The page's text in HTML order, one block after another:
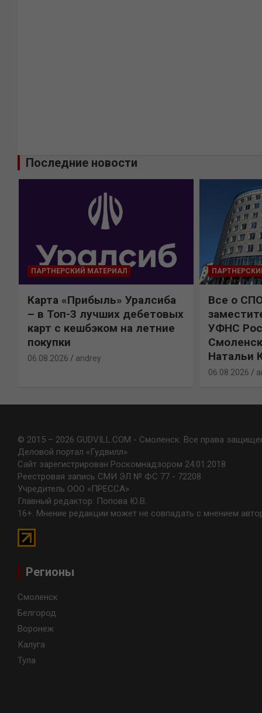
Последние новости
ПАРТНЕРСКИЙ МАТЕРИАЛ
Карта «Прибыль» Уралсиба
– в Топ-3 лучших дебетовых
карт с кешбэком на летние
покупки
06.08.2026 andrey
Все о
УФНС
Натальи
06.08.2026
© 2015 – 2026 GUDVILL.COM - Смоленск. Все права
Деловой портал «Гудвилл»
Сайт зарегистрирован Роскомнадзором 24.01.2018
Реестровая запись СМИ ЭЛ № ФС 77 - 72208
Учредитель ООО «ПРЕССА»
Главный редактор: Попова Ю.В.
16+. Мнение редакции может не совпадать с мнением
Регионы
Смоленск
Белгород
Воронеж
Калуга
Тула